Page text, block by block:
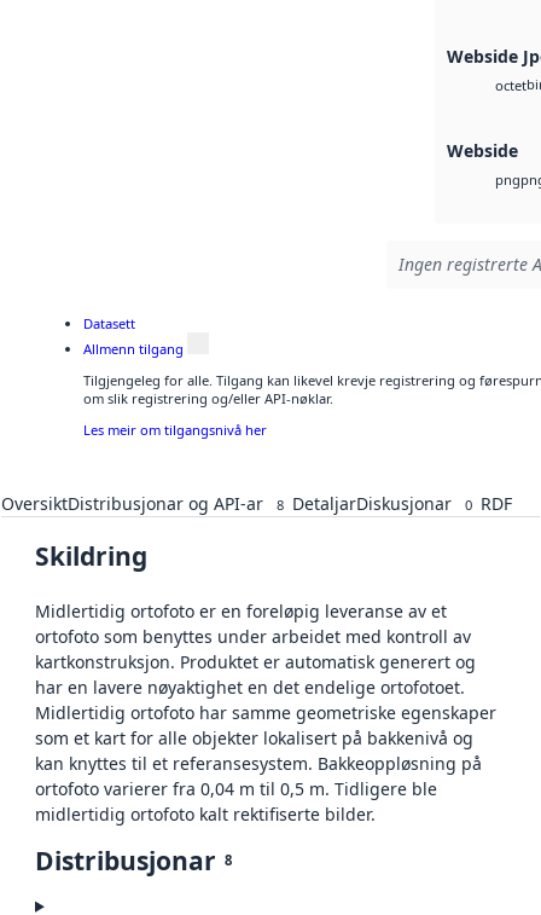
Webside
octet
Webside
png
Ingen registrerte
Datasett
Allmenn tilgang
Tilgjengeleg for alle. Tilgang kan likevel krevje registrering og
om slik registrering og/eller API-nøklar.
Les meir om tilgangsnivå her
OversiktDistribusjonar og API-ar 8 DetaljarDiskusjonar 0 RDF
Skildring
Midlertidig ortofoto er en foreløpig leveranse av et
ortofoto som benyttes under arbeidet med kontroll av
kartkonstruksjon. Produktet er automatisk generert og
har en lavere nøyaktighet en det endelige ortofotoet.
Midlertidig ortofoto har samme geometriske egenskaper
som et kart for alle objekter lokalisert på bakkenivå og
kan knyttes til et referansesystem. Bakkeoppløsning på
ortofoto varierer fra 0,04 m til 0,5 m. Tidligere ble
midlertidig ortofoto kalt rektifiserte bilder.
Distribusjonar 8